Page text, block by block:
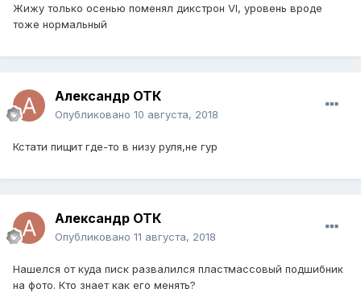
Жижу только осенью поменял дикстрон VI, уровень вроде
тоже нормальный
Александр ОТК
Опубликовано 10 августа, 2018
Кстати пищит где-то в низу руля,не гур
Александр ОТК
Опубликовано 11 августа, 2018
Нашелся от куда писк развалился пластмассовый подшибник
на фото. Кто знает как его менять?